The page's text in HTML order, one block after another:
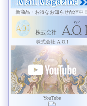
新商品・お得なお知らせ配信中！
株式会社 A.O.I
YouTube